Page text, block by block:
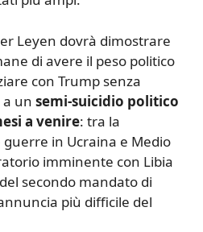
Leyen dovrà dimostrare
di avere il peso politico
con Trump senza
a un semi-suicidio politico
a venire: tra la
in Ucraina e Medio
imminente con Libia
secondo mandato di
più difficile del